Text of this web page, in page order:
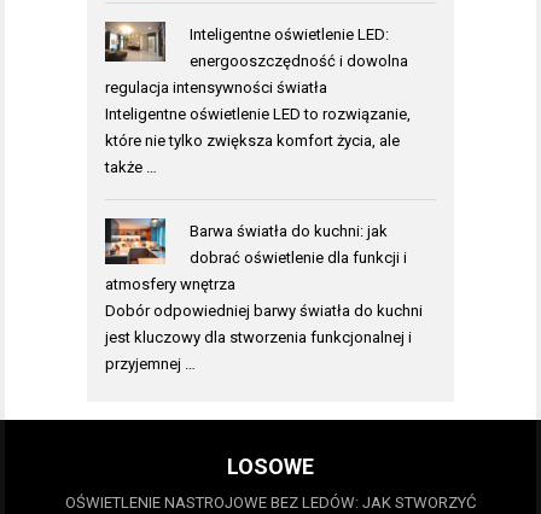
Inteligentne oświetlenie LED:
energooszczędność i dowolna
regulacja intensywności światła
Inteligentne oświetlenie LED to rozwiązanie,
które nie tylko zwiększa komfort życia, ale
także …
Barwa światła do kuchni: jak
dobrać oświetlenie dla funkcji i
atmosfery wnętrza
Dobór odpowiedniej barwy światła do kuchni
jest kluczowy dla stworzenia funkcjonalnej i
przyjemnej …
LOSOWE
OŚWIETLENIE NASTROJOWE BEZ LEDÓW: JAK STWORZYĆ